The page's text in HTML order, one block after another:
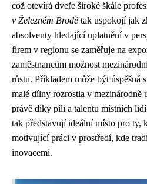
což otevírá dveře široké škále
v Železném Brodě tak uspokojí jak
absolventy hledající uplatnění v
firem v regionu se zaměřuje na
zaměstnancům možnost
růstu. Příkladem může být úspěšná
malé dílny rozrostla v mezinárodně
právě díky píli a talentu místních
tak představují ideální místo pro ty,
motivující práci v prostředí, kde
inovacemi.